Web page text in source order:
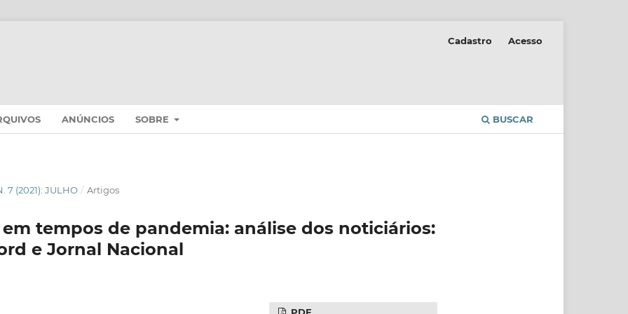
ANÚNCIOS SOBRE BUSCAR
Cadastro Acesso
7 (2021): JULHO / Artigos
tempos de pandemia: análise dos noticiários:
e Jornal Nacional